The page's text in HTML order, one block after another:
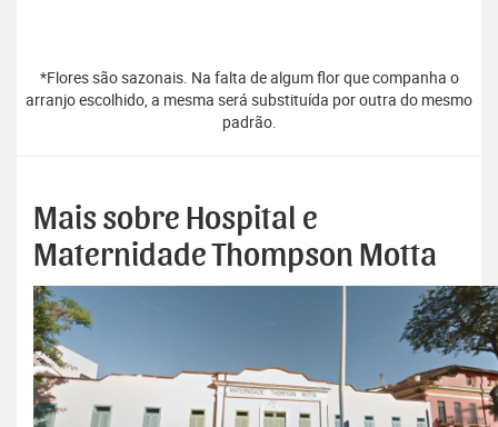
*Flores são sazonais. Na falta de algum flor que companha o
arranjo escolhido, a mesma será substituída por outra do mesmo
padrão.
Mais sobre Hospital e
Maternidade Thompson Motta